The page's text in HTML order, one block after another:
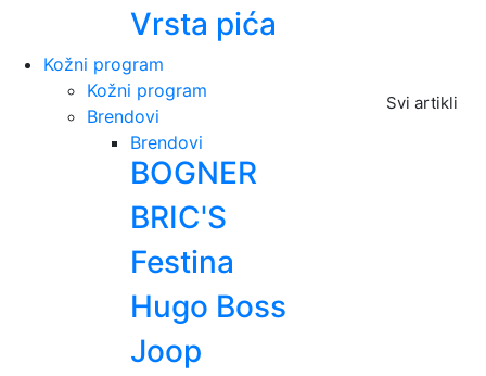
Vrsta pića
Kožni program
Svi artikli
Kožni program
Brendovi
Brendovi
BOGNER
BRIC'S
Festina
Hugo Boss
Joop